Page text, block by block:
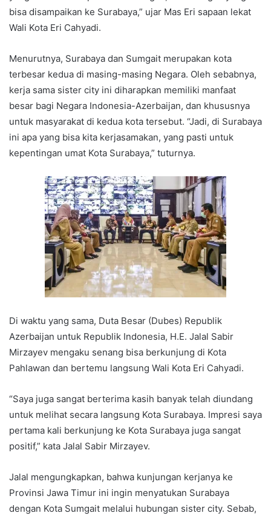
bisa disampaikan ke Surabaya,” ujar Mas Eri sapaan lekat
Wali Kota Eri Cahyadi.
Menurutnya, Surabaya dan Sumgait merupakan kota
terbesar kedua di masing-masing Negara. Oleh sebabnya,
kerja sama sister city ini diharapkan memiliki manfaat
besar bagi Negara Indonesia-Azerbaijan, dan khususnya
untuk masyarakat di kedua kota tersebut. “Jadi, di Surabaya
ini apa yang bisa kita kerjasamakan, yang pasti untuk
kepentingan umat Kota Surabaya,” tuturnya.
Di waktu yang sama, Duta Besar (Dubes) Republik
Azerbaijan untuk Republik Indonesia, H.E. Jalal Sabir
Mirzayev mengaku senang bisa berkunjung di Kota
Pahlawan dan bertemu langsung Wali Kota Eri Cahyadi.
“Saya juga sangat berterima kasih banyak telah diundang
untuk melihat secara langsung Kota Surabaya. Impresi saya
pertama kali berkunjung ke Kota Surabaya juga sangat
positif,” kata Jalal Sabir Mirzayev.
Jalal mengungkapkan, bahwa kunjungan kerjanya ke
Provinsi Jawa Timur ini ingin menyatukan Surabaya
dengan Kota Sumgait melalui hubungan sister city. Sebab,